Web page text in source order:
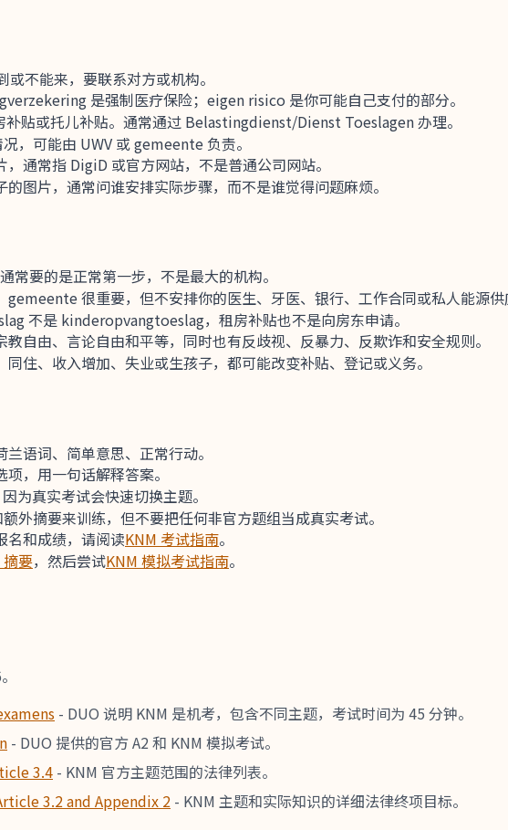
不能来，要联系对方或机构。
是强制医疗保险；eigen risico 是你可能自己支付的部分。
贴或托儿补贴。通常通过 Belastingdienst/Dienst Toeslagen 办理。
，可能由 UWV 或 gemeente 负责。
通常指 DigiD 或官方网站，不是普通公司网站。
图片，通常问谁安排实际步骤，而不是谁觉得问题麻烦。
常要的是正常第一步，不是最大的机构。
很重要，但不安排你的医生、牙医、银行、工作合同或私人能源
不是 kinderopvangtoeslag，租房补贴也不是向房东申请。
自由、言论自由和平等，同时也有反歧视、反暴力、反欺诈和安全规则。
住、收入增加、失业或生孩子，都可能改变补贴、登记或义务。
语词、简单意思、正常行动。
，用一句话解释答案。
为真实考试会快速切换主题。
外摘要来训练，但不要把任何非官方题组当成真实考试。
名和成绩，请阅读KNM 考试指南。
摘要，然后尝试KNM 模拟考试指南。
- DUO 说明 KNM 是机考，包含不同主题，考试时间为 45 分钟。
- DUO 提供的官方 A2 和 KNM 模拟考试。
3.4 - KNM 官方主题范围的法律列表。
3.2 and Appendix 2 - KNM 主题和实际知识的详细法律终项目标。